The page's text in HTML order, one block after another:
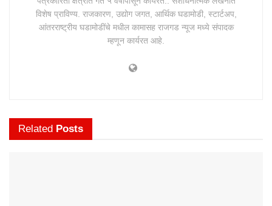
विशेष प्राविण्य. राजकारण, उद्योग जगत, आर्थिक घडामोडी, स्टार्टअप,
आंतरराष्ट्रीय घडामोडींचे मधील कामासह राजगड न्यूज मध्ये संपादक
म्हणून कार्यरत आहे.
Related Posts